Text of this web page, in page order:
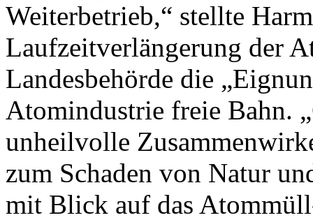
Weiterbetrieb,“ stellte
Laufzeitverlängerung der
Landesbehörde die
Atomindustrie freie Bahn.
unheilvolle
zum Schaden von Natur
mit Blick auf das